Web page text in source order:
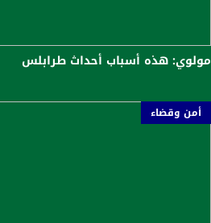
مولوي: هذه أسباب أحداث طرابلس
أمن وقضاء